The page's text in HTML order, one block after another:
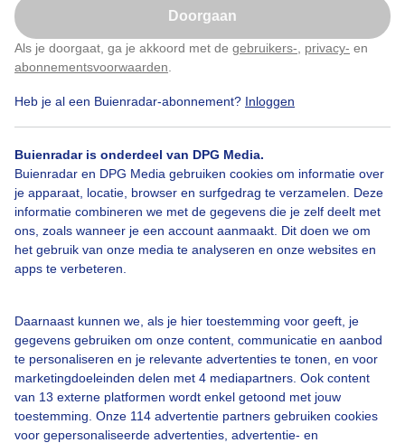
Doorgaan
Als je doorgaat, ga je akkoord met de gebruikers- privacy- en
abonnementsvoorwaarden
Heb je al een Buienradar-abonnement? Inloggen
Buienradar is onderdeel van DPG Media.
Buienradar en DPG Media gebruiken cookies om informatie over
je apparaat, locatie, browser en surfgedrag te verzamelen. Deze
informatie combineren we met de gegevens die je zelf deelt met
ons, zoals wanneer je een account aanmaakt. Dit doen we om
het gebruik van onze media te analyseren en onze websites en
apps te verbeteren.
Daarnaast kunnen we, als je hier toestemming voor geeft, je
gegevens gebruiken om onze content, communicatie en aanbod
te personaliseren en je relevante advertenties te tonen, en voor
marketingdoeleinden delen met 4 mediapartners. Ook content
van 13 externe platformen wordt enkel getoond met jouw
toestemming. Onze 114 advertentie partners gebruiken cookies
voor gepersonaliseerde advertenties, advertentie- en
Door: Agnes Advocaat
Bekijk slideshow
Een moment geduld aub...
Klik hierom dit aan te passen